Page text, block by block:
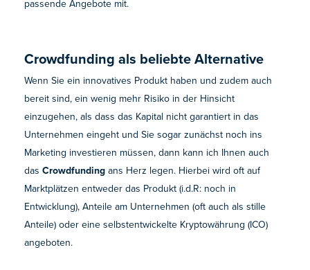
passende Angebote mit.
Crowdfunding als beliebte Alternative
Wenn Sie ein innovatives Produkt haben und zudem auch
bereit sind, ein wenig mehr Risiko in der Hinsicht
einzugehen, als dass das Kapital nicht garantiert in das
Unternehmen eingeht und Sie sogar zunächst noch ins
Marketing investieren müssen, dann kann ich Ihnen auch
dasCrowdfunding ans Herz legen. Hierbei wird oft auf
Marktplätzen entweder das Produkt (i.d.R: noch in
Entwicklung), Anteile am Unternehmen (oft auch als stille
Anteile) oder eine selbstentwickelte Kryptowährung (ICO)
angeboten.